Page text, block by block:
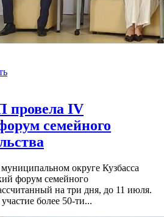
провела IV
семейного
округе Кузбасса
форум семейного
на три дня, до 11 июля.
более 50-ти...